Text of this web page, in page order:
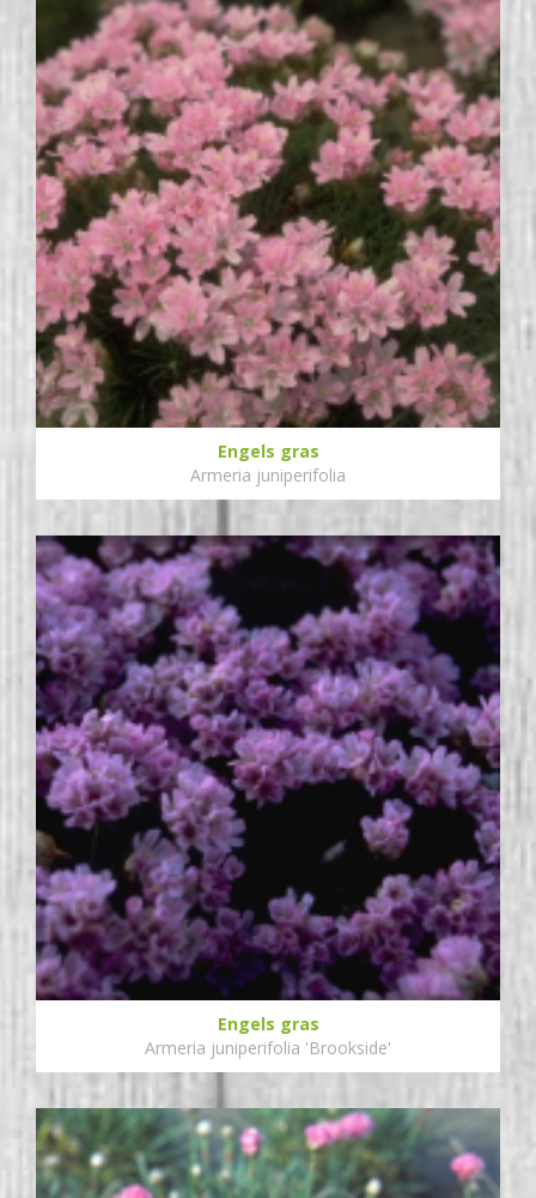
Engels gras
Armeria juniperifolia
Engels gras
Armeria juniperifolia 'Brookside'